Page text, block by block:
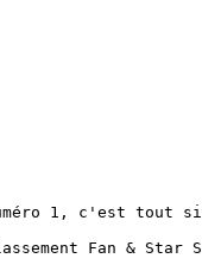
1, c'est tout
Fan &